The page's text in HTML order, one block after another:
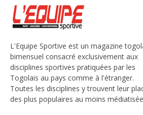
L'Equipe Sportive est un magazine
bimensuel consacré exclusivement aux
disciplines sportives pratiquées par les
Togolais au pays comme à l'étranger.
Toutes les disciplines y trouvent leur
des plus populaires au moins